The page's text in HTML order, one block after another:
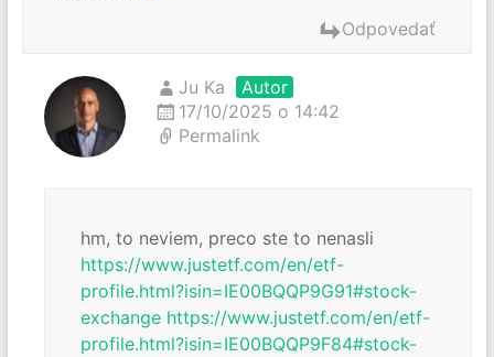
Odpovedať
Ju Ka
Autor
17/10/2025 o 14:42
Permalink
hm, to neviem, preco ste to nenasli
https://www.justetf.com/en/etf-
profile.html?isin=IE00BQQP9G91#stock-
exchange https://www.justetf.com/en/etf-
profile.html?isin=IE00BQQP9F84#stock-